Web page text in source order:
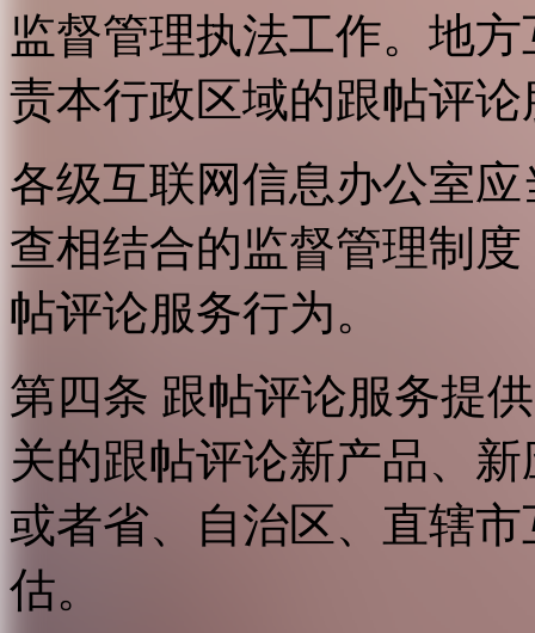
监督管理执法工作。地
责本行政区域的跟帖评
各级互联网信息办公室
查相结合的监督管理制
帖评论服务行为。
第四条 跟帖评论服务提
关的跟帖评论新产品、
或者省、自治区、直辖
估。